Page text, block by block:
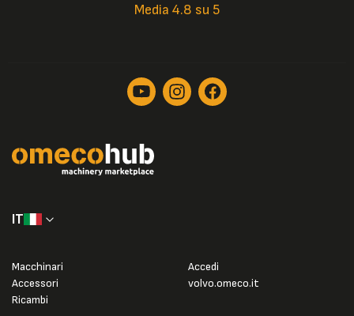
Media 4.8 su 5
IT
Macchinari
Accessori
Ricambi
Accedi
volvo.omeco.it